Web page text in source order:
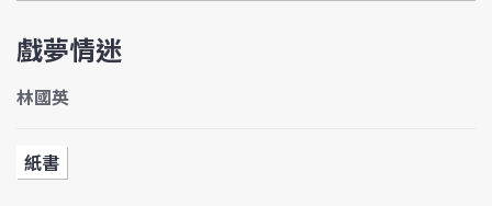
戲夢情迷
林國英
紙書